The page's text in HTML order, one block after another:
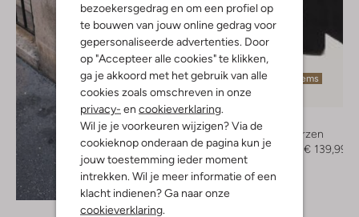
bezoekersgedrag en om een profiel op
te bouwen van jouw online gedrag voor
gepersonaliseerde advertenties. Door
op "Accepteer alle cookies" te klikken,
ga je akkoord met het gebruik van alle
cookies zoals omschreven in onze
privacy- en cookieverklaring.
Wil je je voorkeuren wijzigen? Via de
cookieknop onderaan de pagina kun je
jouw toestemming ieder moment
intrekken. Wil je meer informatie of een
klacht indienen? Ga naar onze
cookieverklaring.
Ontdek de look
Laatste items
Nubikk
Hoge laarzen
€ 279,95
€ 139,99